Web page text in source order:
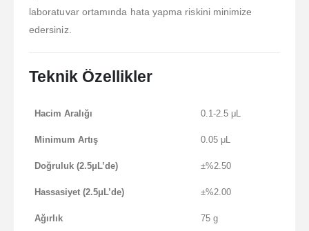
laboratuvar ortamında hata yapma riskini minimize
edersiniz.
Teknik Özellikler
Hacim Aralığı 0.1-2.5 μL
Minimum Artış 0.05 μL
Doğruluk (2.5μL’de) ±%2.50
Hassasiyet (2.5μL’de) ±%2.00
Ağırlık 75 g